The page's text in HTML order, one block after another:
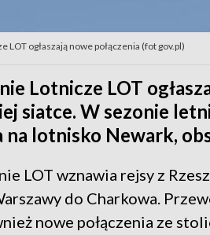
LOT ogłaszają nowe połączenia (fot gov.pl)
Lotnicze LOT
siatce. W sezonie
na lotnisko Newark,
LOT wznawia rejsy z
do Charkowa.
nowe połączenia ze